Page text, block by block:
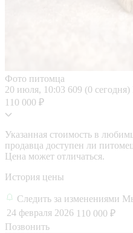
Фото питомца
20 июля, 10:03 609 (0 сегодня)
110 000 ₽
Указанная стоимость в
продавца доступен ли
Цена может отличаться.
История цены
Следить за изменениями
24 февраля 2026 110 000 ₽
Позвонить